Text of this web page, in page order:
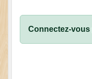
Connectez-vous